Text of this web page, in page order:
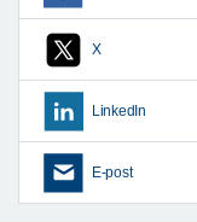
X
LinkedIn
E-post